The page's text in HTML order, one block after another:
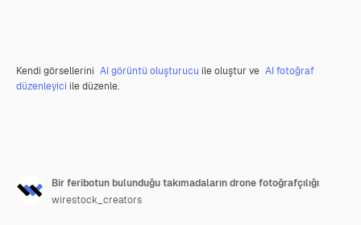
Kendi görsellerini AI görüntü oluşturucu ile oluştur ve AI fotoğraf
düzenleyici ile düzenle.
Bir feribotun bulunduğu takımadaların drone fotoğrafçılığı
wirestock_creators